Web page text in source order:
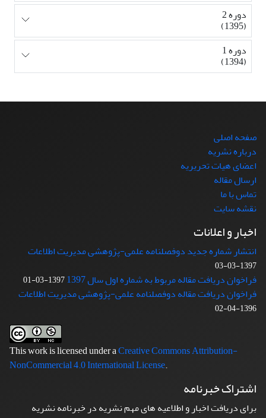
دوره 2
(1395)
دوره 1
(1394)
صفحه اصلی
درباره نشریه
اعضای هیات تحریریه
ارسال مقاله
تماس با ما
نقشه سایت
اخبار و اعلانات
انتشار شماره جدید دوفصلنامه علمی-پژوهشی مدیریت اطلاعات
1397-03-03
فراخوان دریافت مقاله مربوط به شماره اول سال 1397 1397-03-01
فراخوان دریافت مقاله دوفصلنامه علمی-پژوهشی مدیریت اطلاعات
1396-04-02
This work is licensed under aCreative Commons Attribution-
NonCommercial 4.0 International License.
اشتراک خبرنامه
برای دریافت اخبار و اطلاعیه های مهم نشریه در خبرنامه نشریه